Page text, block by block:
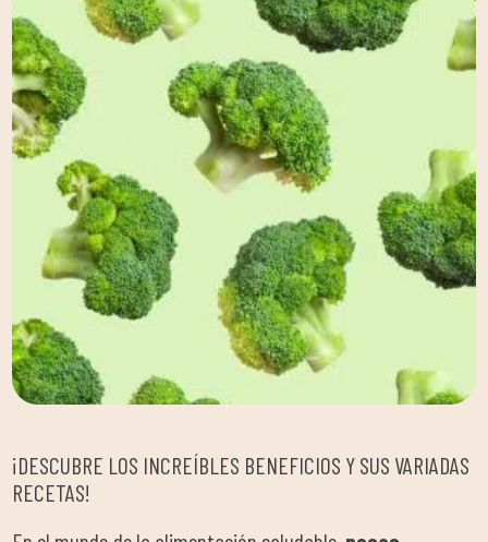
¡DESCUBRE LOS INCREÍBLES BENEFICIOS Y SUS VARIADAS
RECETAS!